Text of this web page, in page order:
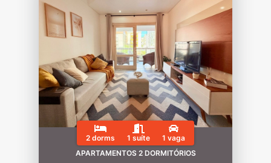
2 dorms 1 suíte
1 vaga
APARTAMENTOS 2 DORMITÓRIOS